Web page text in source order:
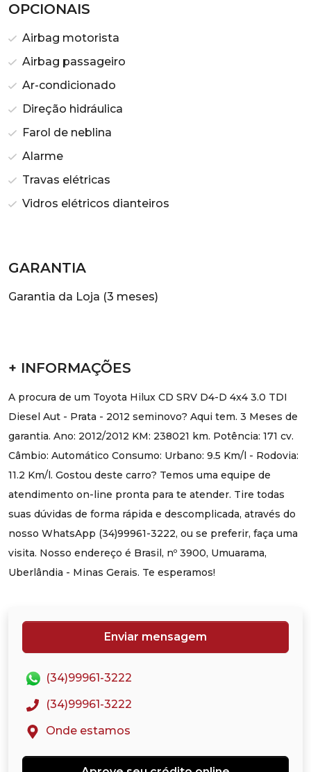
OPCIONAIS
Airbag motorista
Airbag passageiro
Ar-condicionado
Direção hidráulica
Farol de neblina
Alarme
Travas elétricas
Vidros elétricos dianteiros
GARANTIA
Garantia da Loja (3 meses)
+ INFORMAÇÕES
A procura de um Toyota Hilux CD SRV D4-D 4x4 3.0 TDI
Diesel Aut - Prata - 2012 seminovo? Aqui tem. 3 Meses de
garantia. Ano: 2012/2012 KM: 238021 km. Potência: 171 cv.
Câmbio: Automático Consumo: Urbano: 9.5 Km/l - Rodovia:
11.2 Km/l. Gostou deste carro? Temos uma equipe de
atendimento on-line pronta para te atender. Tire todas
suas dúvidas de forma rápida e descomplicada, através do
nosso WhatsApp (34)99961-3222, ou se preferir, faça uma
visita. Nosso endereço é Brasil, nº 3900, Umuarama,
Uberlândia - Minas Gerais. Te esperamos!
Enviar mensagem
(34)99961-3222
(34)99961-3222
Onde estamos